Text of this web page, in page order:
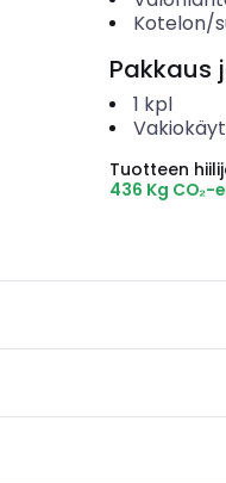
Kotelon/
Pakkaus
1 kpl
Tuotteen
436 Kg CO₂-